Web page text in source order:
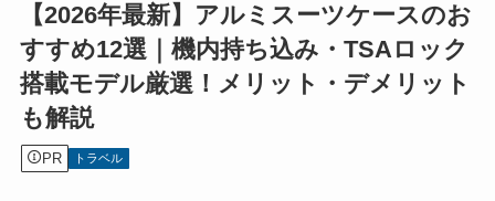
【2026年最新】アルミスーツケースのお
すすめ12選｜機内持ち込み・TSAロック
搭載モデル厳選！メリット・デメリット
も解説
PR トラベル